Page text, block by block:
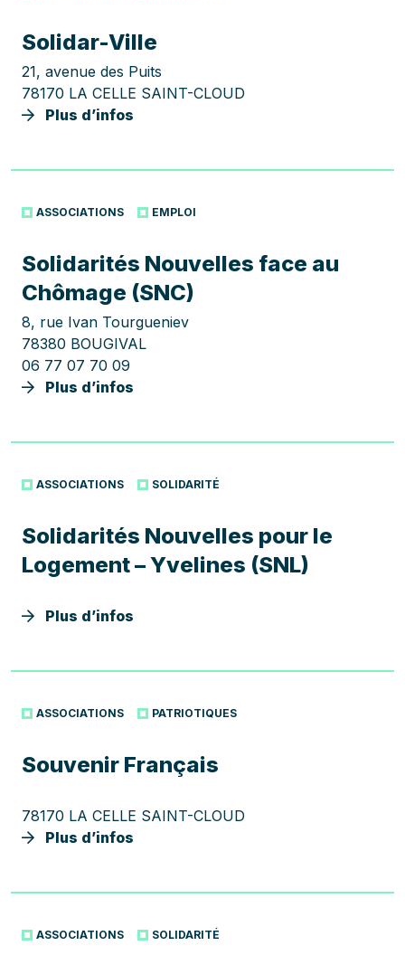
Solidar-Ville
21, avenue des Puits
78170 LA CELLE SAINT-CLOUD
Plus d’infos
ASSOCIATIONS EMPLOI
Solidarités Nouvelles face au
Chômage (SNC)
8, rue Ivan Tourgueniev
78380 BOUGIVAL
06 77 07 70 09
Plus d’infos
ASSOCIATIONS SOLIDARITÉ
Solidarités Nouvelles pour le
Logement – Yvelines (SNL)
Plus d’infos
ASSOCIATIONS PATRIOTIQUES
Souvenir Français
78170 LA CELLE SAINT-CLOUD
Plus d’infos
ASSOCIATIONS SOLIDARITÉ